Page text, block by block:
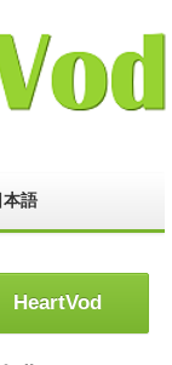
本語